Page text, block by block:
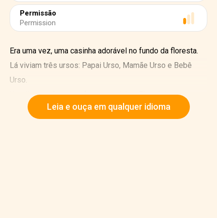
Permissão
Permission
Era uma vez, uma casinha adorável no fundo da floresta.
Lá viviam três ursos: Papai Urso, Mamãe Urso e Bebê
Urso.
Um dia, os três ursos foram caminhar. Eles deixaram o
leite quente esfriar em cima da mesa.
Leia e ouça em qualquer idioma